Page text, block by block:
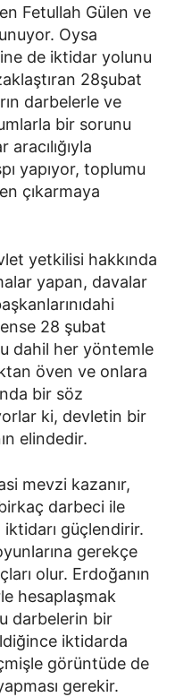
Fetullah Gülen ve
Oysa
de iktidar yolunu
28şubat
darbelerle ve
bir sorunu
yapıyor, toplumu
çıkarmaya
yetkilisi hakkında
yapan, davalar
28 şubat
dahil her yöntemle
öven ve onlara
bir söz
ki, devletin bir
elindedir.
mevzi kazanır,
darbeci ile
güçlendirir.
gerekçe
olur. Erdoğanın
hesaplaşmak
darbelerin bir
iktidarda
görüntüde de
gerekir.